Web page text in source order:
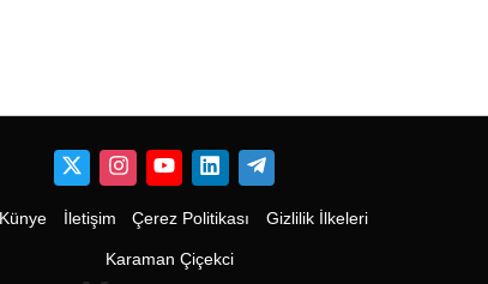
Künye İletişim Çerez Politikası Gizlilik İlkeleri
Karaman Çiçekci